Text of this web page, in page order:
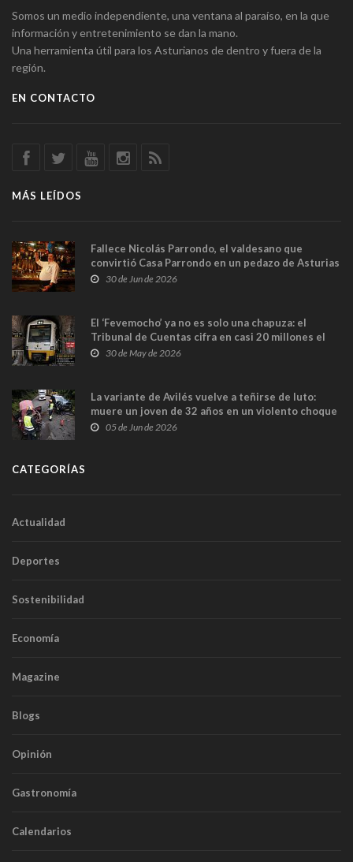
Somos un medio independiente, una ventana al paraíso, en la que
información y entretenimiento se dan la mano.
Una herramienta útil para los Asturianos de dentro y fuera de la
región.
EN CONTACTO
MÁS LEÍDOS
Fallece Nicolás Parrondo, el valdesano que
convirtió Casa Parrondo en un pedazo de Asturias
en Madrid
30 de Jun de 2026
El ‘Fevemocho’ ya no es solo una chapuza: el
Tribunal de Cuentas cifra en casi 20 millones el
sobrecoste de los trenes que no cabían por los
30 de May de 2026
La variante de Avilés vuelve a teñirse de luto:
muere un joven de 32 años en un violento choque
frontal
05 de Jun de 2026
CATEGORÍAS
Actualidad
Deportes
Sostenibilidad
Economía
Magazine
Blogs
Opinión
Gastronomía
Calendarios